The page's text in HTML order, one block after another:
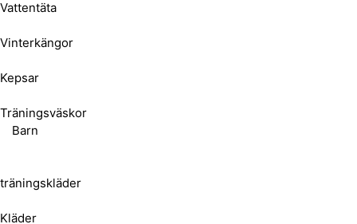
Vattentäta
Vinterkängor
Kepsar
Träningsväskor
Barn
träningskläder
Kläder